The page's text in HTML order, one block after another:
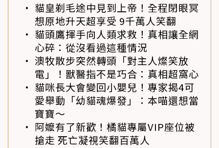
貓皇剃毛途中見到上帝！全程閉眼冥
想原地升天超享受 9千萬人笑翻
貓頭鷹揮手向人類求救！真相讓全網
心碎：從沒看過這種情況
澳牧散步突然轉頭「對主人燦笑放
電」！獸醫指不是巧合：真相超窩心
貓咪長大會變回小嬰兒！專家揭4可
愛舉動「幼貓魂爆發」：本喵還想當
寶寶～
阿嬤有了新歡！橘貓專屬VIP座位被
搶走 死亡凝視笑翻百萬人